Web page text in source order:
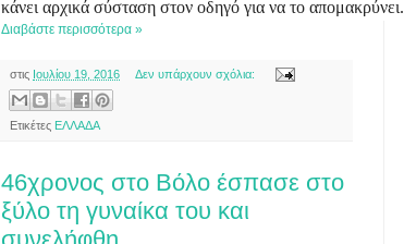
κάνει αρχικά σύσταση στον οδηγό για να το απομακρύνει.
Διαβάστε περισσότερα »
στις Ιουλίου 19, 2016 Δεν υπάρχουν σχόλια:
Ετικέτες ΕΛΛΑΔΑ
46χρονος στο Βόλο έσπασε στο
ξύλο τη γυναίκα του και